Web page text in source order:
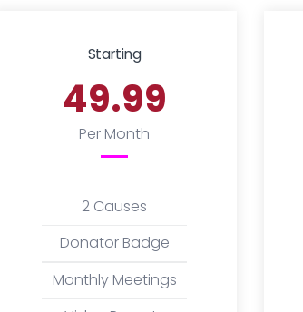
Starting
49.99
Per Month
2 Causes
Donator Badge
Monthly Meetings